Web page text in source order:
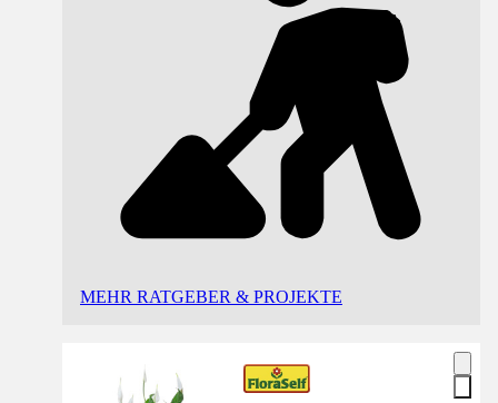
MEHR RATGEBER & PROJEKTE